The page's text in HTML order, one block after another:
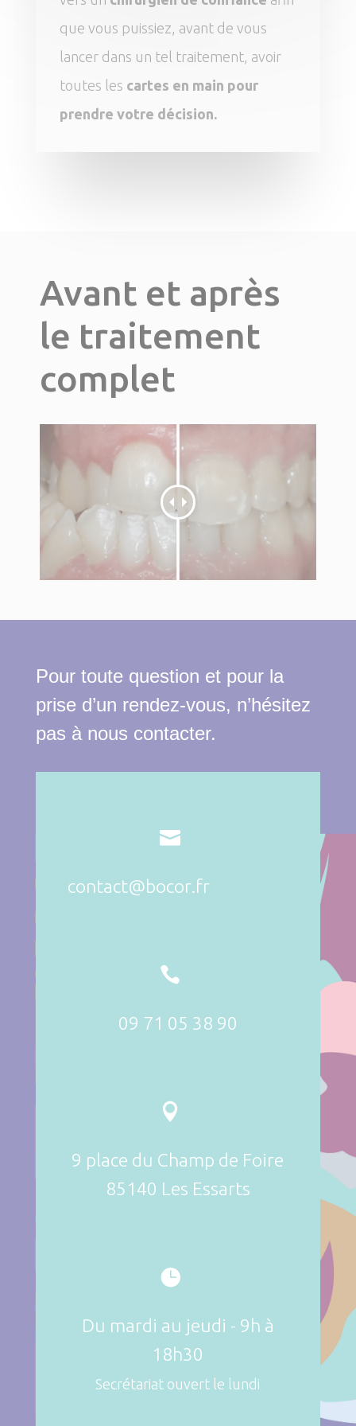
que vous puissiez, avant de vous
lancer dans un tel traitement, avoir
toutes les cartes en main pour
prendre votre décision.
Avant et après
le traitement
complet
Pour toute question et pour la
prise d’un rendez-vous, n’hésitez
pas à nous contacter.

contact@bocor.fr

09 71 05 38 90

9 place du Champ de Foire
85140 Les Essarts

Du mardi au jeudi - 9h à
18h30
Secrétariat ouvert le lundi